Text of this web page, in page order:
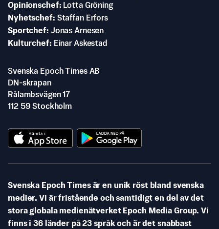
Opinionschef
Lotta Gröning
Nyhetschef Staffan Erfors
Sportchef Jonas Arnesen
Kulturchef
Einar Askestad
Svenska Epoch Times AB
DN-skrapan
Rålambsvägen 17
112 59 Stockholm
Svenska Epoch Times är en unik röst bland svenska
medier. Vi är fristående och samtidigt en del av det
stora globala medienätverket Epoch Media Group. Vi
finns i 36 länder på 23 språk och är det snabbast